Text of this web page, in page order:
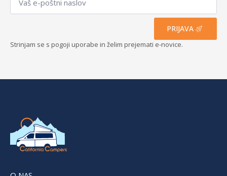
PRIJAVA
Strinjam se s pogoji uporabe in želim prejemati e-novice.